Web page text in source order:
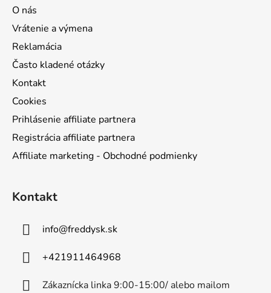
O nás
Vrátenie a výmena
Reklamácia
Často kladené otázky
Kontakt
Cookies
Prihlásenie affiliate partnera
Registrácia affiliate partnera
Affiliate marketing - Obchodné podmienky
Kontakt
info@freddysk.sk
+421911464968
Zákaznícka linka 9:00-15:00/ alebo mailom